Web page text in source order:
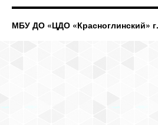
МБУ ДО «ЦДО «Красноглинский»